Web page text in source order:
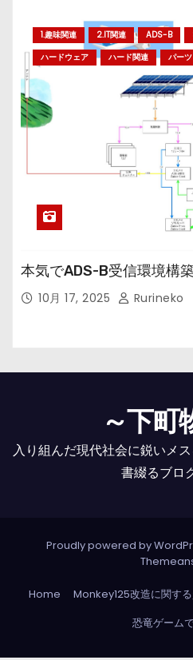
1.趣味関連 2.IT関連 ADS-B
ハードウェア
ハード関連 パーツ
本気でADS-B受信環境構
10月 17, 2025 Rurineko
～下町
入り組んだ現代社会に鋭いメ
書綴るブロ
Proudly powered by
Home Monkey125改造に関す
恐竜ゲーム